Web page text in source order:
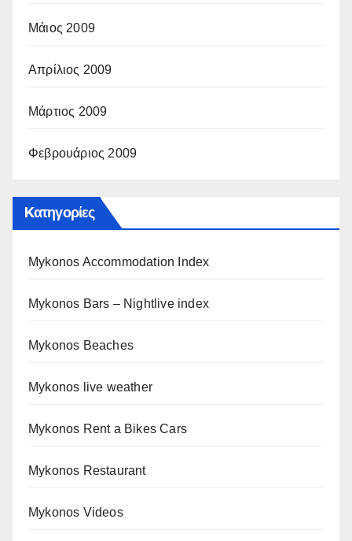
Μάιος 2009
Απρίλιος 2009
Μάρτιος 2009
Φεβρουάριος 2009
Kατηγορίες
Mykonos Accommodation Index
Mykonos Bars – Nightlive index
Mykonos Beaches
Mykonos live weather
Mykonos Rent a Bikes Cars
Mykonos Restaurant
Mykonos Videos